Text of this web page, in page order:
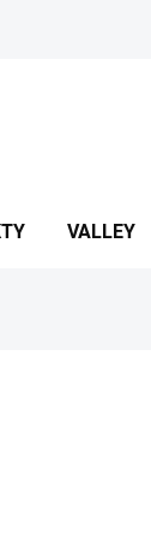
VALLEY